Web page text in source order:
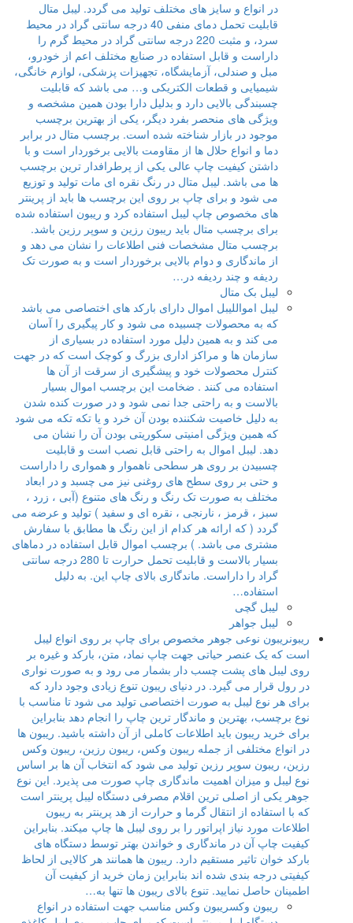
در انواع و سایز های مختلف تولید می گردد. لیبل متال
قابلیت تحمل دمای منفی 40 درجه سانتی گراد در محیط
سرد، و مثبت 220 درجه سانتی گراد در محیط گرم را
داراست و قابل استفاده در صنایع مختلف اعم از خودرو،
مبل و صندلی، آزمایشگاه، تجهیزات پزشکی، لوازم خانگی،
شیمیایی و قطعات الکتریکی و… می باشد که قابلیت
چسبندگی بالایی دارد و بدلیل دارا بودن همین مشخصه و
ویژگی های منحصر بفرد دیگر، یکی از بهترین برچسب
موجود در بازار شناخته شده است. برچسب متال در برابر
دما و انواع حلال ها از مقاومت بالایی برخوردار است و با
داشتن کیفیت چاپ عالی یکی از پرطرافدار ترین برچسب
ها می باشد. لیبل متال در رنگ نقره ای مات تولید و توزیع
می شود و برای چاپ بر روی این برچسب ها باید از پرینتر
های مخصوص چاپ لیبل استفاده کرد و ریبون استفاده شده
برای برچسب متال باید ریبون رزین و سوپر رزین باشد.
برچسب متال مشخصات فنی اطلاعات را نشان می دهد و
از ماندگاری و دوام بالایی برخوردار است و به صورت تک
ردیفه و چند ردیفه در…
لیبل بک متال
لیبل امواللیبل اموال دارای بارکد های اختصاصی می باشد
که به محصولات چسبیده می شود و کار پیگیری را آسان
می کند و به همین دلیل مورد استفاده در بسیاری از
سازمان ها و مراکز اداری بزرگ و کوچک است که در جهت
کنترل محصولات خود و پیشگیری از سرقت از آن ها
استفاده می کنند . ضخامت این برچسب اموال بسیار
بالاست و به راحتی جدا نمی شود و در صورت کنده شدن
به دلیل خاصیت شکننده بودن آن خرد و یا تکه تکه می شود
که همین ویژگی امنیتی سکوریتی بودن آن را نشان می
دهد. لیبل اموال به راحتی قابل نصب است و قابلیت
چسبیدن بر روی هر سطحی ناهموار و همواری را داراست
و حتی بر روی سطح های روغنی نیز می چسبد و در ابعاد
مختلف به صورت تک رنگ و رنگ های متنوع (آبی ، زرد ،
سبز ، قرمز ، نارنجی ، نقره ای و سفید ) تولید و عرضه می
گردد ( که ارائه هر کدام از این رنگ ها مطابق با سفارش
مشتری می باشد. ) برچسب اموال قابل استفاده در دماهای
بسیار بالاست و قابلیت تحمل حرارت تا 280 درجه سانتی
گراد را داراست. ماندگاری بالای چاپ این. به دلیل
استفاده…
لیبل گچی
لیبل جواهر
ریبونریبون نوعی جوهر مخصوص برای چاپ بر روی انواع لیبل
است که یک عنصر حیاتی جهت چاپ نماد، متن، بارکد و غیره بر
روی لیبل های پشت چسب دار بشمار می رود و به صورت نواری
در رول قرار می گیرد. در دنیای ریبون تنوع زیادی وجود دارد که
برای هر نوع لیبل به صورت اختصاصی تولید می شود تا مناسب با
نوع برچسب، بهترین و ماندگار ترین چاپ را انجام دهد بنابراین
برای خرید ریبون باید اطلاعات کاملی از آن داشته باشید. ریبون ها
در انواع مختلفی از جمله ریبون وکس، ریبون رزین، ریبون وکس
رزین، ریبون سوپر رزین تولید می شود که انتخاب آن ها بر اساس
نوع لیبل و میزان اهمیت ماندگاری چاپ صورت می پذیرد. این نوع
جوهر یکی از اصلی ترین اقلام مصرفی دستگاه لیبل پرینتر است
که با استفاده از انتقال گرما و حرارت از هد پرینتر به ریبون
اطلاعات مورد نیاز اپراتور را بر روی لیبل ها چاپ میکند. بنابراین
کیفیت چاپ آن در ماندگاری و خواندن بهتر توسط دستگاه های
بارکد خوان تاثیر مستقیم دارد. ریبون ها همانند هر کالایی از لحاظ
کیفیتی درجه بندی شده اند بنابراین زمان خرید از کیفیت آن
اطمینان حاصل نمایید. تنوع بالای ریبون ها تنها به…
ریبون وکسریبون وکس مناسب جهت استفاده در انواع